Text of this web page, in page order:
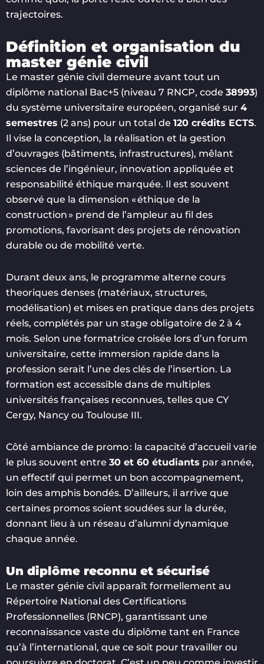
trajectoires.
Définition et organisation du
master génie civil
Le master génie civil demeure avant tout un
diplôme national Bac+5 (niveau 7 RNCP, code 38993)
du système universitaire européen, organisé sur 4
semestres (2 ans) pour un total de 120 crédits ECTS.
Il vise la conception, la réalisation et la gestion
d’ouvrages (bâtiments, infrastructures), mêlant
sciences de l’ingénieur, innovation appliquée et
responsabilité éthique marquée. Il est souvent
observé que la dimension « éthique de la
construction » prend de l’ampleur au fil des
promotions, favorisant des projets de rénovation
durable ou de mobilité verte.
Durant deux ans, le programme alterne cours
theoriques denses (matériaux, structures,
modélisation) et mises en pratique dans des projets
réels, complétés par un stage obligatoire de 2 à 4
mois. Selon une formatrice croisée lors d’un forum
universitaire, cette immersion rapide dans la
profession serait l’une des clés de l’insertion. La
formation est accessible dans de multiples
universités françaises reconnues, telles que CY
Cergy, Nancy ou Toulouse III.
Côté ambiance de promo : la capacité d’accueil varie
le plus souvent entre 30 et 60 étudiants par année,
un effectif qui permet un bon accompagnement,
loin des amphis bondés. D’ailleurs, il arrive que
certaines promos soient soudées sur la durée,
donnant lieu à un réseau d’alumni dynamique
chaque année.
Un diplôme reconnu et sécurisé
Le master génie civil apparaît formellement au
Répertoire National des Certifications
Professionnelles (RNCP), garantissant une
reconnaissance vaste du diplôme tant en France
qu’à l’international, que ce soit pour travailler ou